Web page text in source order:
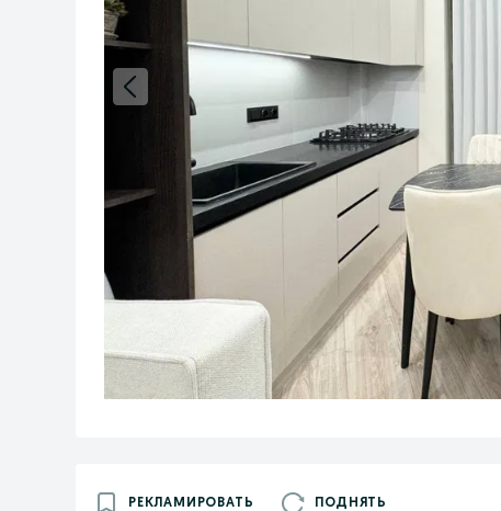
РЕКЛАМИРОВАТЬ ПОДНЯТЬ